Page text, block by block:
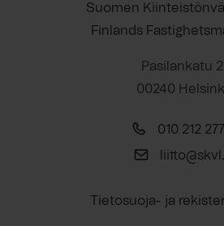
Suomen
Finlands
Pasilankatu 2
00240
010 212
Tietosuoja- ja